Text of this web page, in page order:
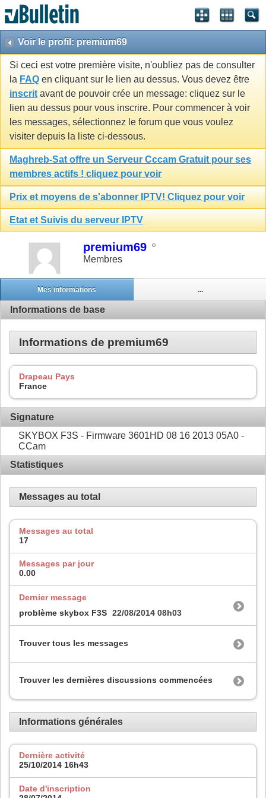
Voir le profil: premium69
Si ceci est votre première visite, n'oubliez pas de consulter
la FAQ en cliquant sur le lien au dessus. Vous devez être
inscrit avant de pouvoir crée un message: cliquez sur le
lien au dessus pour vous inscrire. Pour commencer à voir
les messages, sélectionnez le forum que vous voulez
visiter depuis la liste ci-dessous.
Maghreb-Sat offre un Serveur Cccam Gratuit pour ses
membres actifs ! cliquez pour voir
Prix et moyens de s'abonner IPTV! Cliquez pour voir
Etat et Suivis du serveur IPTV
premium69
Membres
Mes informations ...
Informations de base
Informations de premium69
Drapeau Pays
France
Signature
SKYBOX F3S - Firmware 3601HD 08 16 2013 05A0 -
CCam
Statistiques
Messages au total
Messages au total
17
Messages par jour
0.00
Dernier message
problème skybox F3S 22/08/2014 08h03
Trouver tous les messages
Trouver les dernières discussions commencées
Informations générales
Dernière activité
25/10/2014 16h43
Date d'inscription